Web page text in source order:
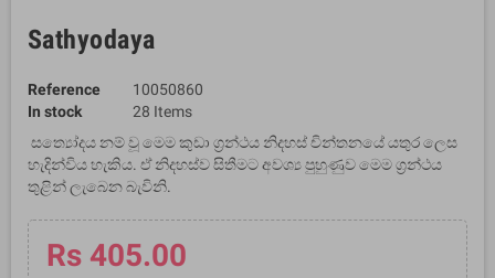
Sathyodaya
Reference
10050860
In stock
28 Items
සත්‍යෝදය නම් වූ මෙම කුඩා ග‍්‍රන්ථය නිදහස් චින්තනයේ යතුර ලෙස
හැදින්විය හැකිය. ඒ නිදහස්ව සිතීමට අවශ්‍ය පුහුණුව මෙම ග‍්‍රන්ථය
තුළින් ලැබෙන බැවිනි.
Rs 405.00